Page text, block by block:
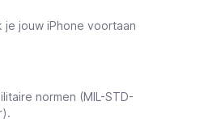
jouw iPhone voortaan
normen (MIL-STD-